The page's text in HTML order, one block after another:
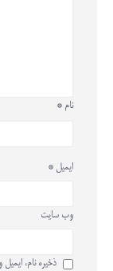
نام *
ایمیل *
وب‌ سایت
ذخیره نام،